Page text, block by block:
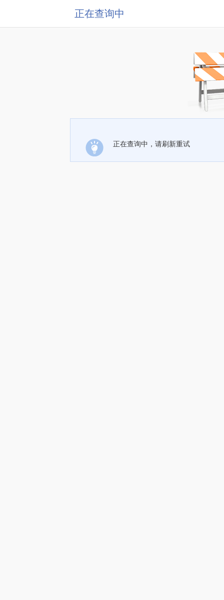
正在查询中
正在查询中，请刷新重试